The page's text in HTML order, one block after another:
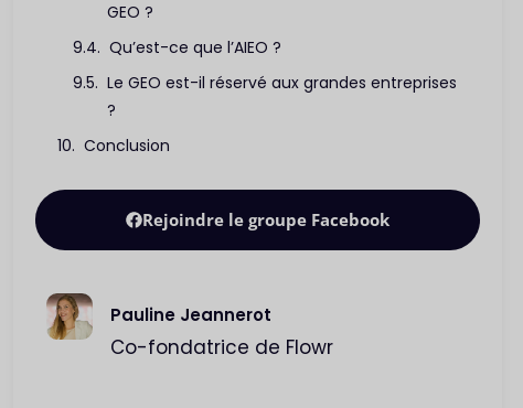
GEO ?
Qu’est-ce que l’AIEO ?
Le GEO est-il réservé aux grandes entreprises
?
Conclusion
Rejoindre le groupe Facebook
Pauline Jeannerot
Co-fondatrice de Flowr